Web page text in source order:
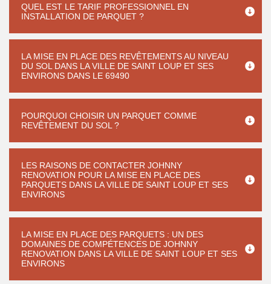
QUEL EST LE TARIF PROFESSIONNEL EN
INSTALLATION DE PARQUET ?
LA MISE EN PLACE DES REVÊTEMENTS AU NIVEAU
DU SOL DANS LA VILLE DE SAINT LOUP ET SES
ENVIRONS DANS LE 69490
POURQUOI CHOISIR UN PARQUET COMME
REVÊTEMENT DU SOL ?
LES RAISONS DE CONTACTER JOHNNY
RENOVATION POUR LA MISE EN PLACE DES
PARQUETS DANS LA VILLE DE SAINT LOUP ET SES
ENVIRONS
LA MISE EN PLACE DES PARQUETS : UN DES
DOMAINES DE COMPÉTENCES DE JOHNNY
RENOVATION DANS LA VILLE DE SAINT LOUP ET SES
ENVIRONS